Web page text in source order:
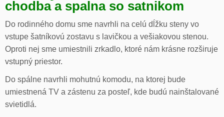
chodba a spalna so satnikom
Do rodinného domu sme navrhli na celú dĺžku steny vo
vstupe šatníkovú zostavu s lavičkou a vešiakovou stenou.
Oproti nej sme umiestnili zrkadlo, ktoré nám krásne rozširuje
vstupný priestor.
Do spálne navrhli mohutnú komodu, na ktorej bude
umiestnená TV a zástenu za posteľ, kde budú nainštalované
svietidlá.